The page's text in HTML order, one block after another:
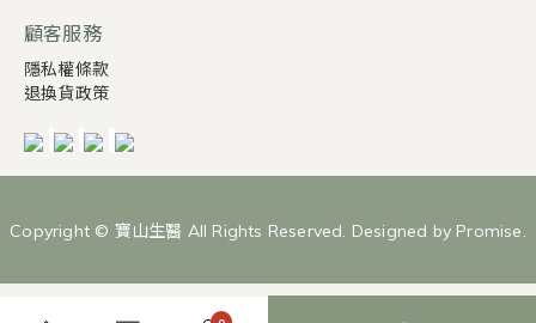
顧客服務
隱私權條款
退換貨政策
Copyright © 寶山生醫 All Rights Reserved. Designed by Promise.